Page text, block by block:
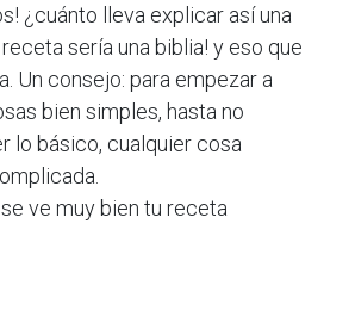
¿cuánto lleva explicar así una
sería una biblia! y eso que
Un consejo: para empezar a
bien simples, hasta no
lo básico, cualquier cosa
ve muy bien tu receta